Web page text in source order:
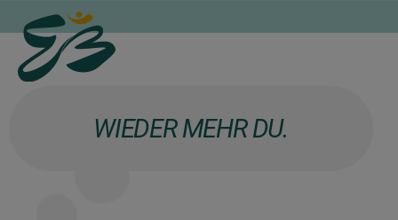
WIEDER MEHR DU.